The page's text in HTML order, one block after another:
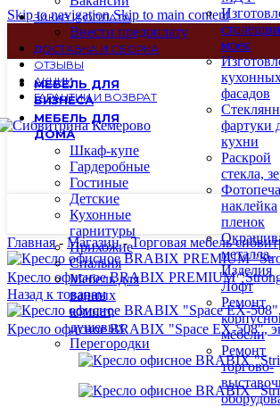
Skip to navigationSkip to main content
ЗАКАЗ И ОПЛАТА
Внести предоплату
ДОСТАВКА И СБОРКА
ОТЗЫВЫ
АКЦИИ
ГАРАНТИИ И ВОЗВРАТ
МЕБЕЛЬ ДЛЯ
БИЗНЕСА
МЕБЕЛЬ ДЛЯ
ДОМА
Шкаф-купе
Гардеробные
Гостиные
Детские
Кухонные
гарнитуры
Прихожие
Спальня
Мебель для
ванных
комнат,
душевых
Перегородки
моек
фасадов
фартуки
кухни
Раскрой
стекла,
наклейка
пленок
металла.
Изделия
Лофт
Ремонт
мебели
Ремонт
торгово-
Главная- Магазин-Торговая мебель
Кресло офисное BRABIX PREMIUM
Назад к товарам
Кресло офисное BRABIX "Space EX-508",